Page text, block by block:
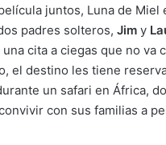
juntos, Luna de Miel
padres solteros, Jim y
cita a ciegas que no va
el destino les tiene
un safari en África,
con sus familias a